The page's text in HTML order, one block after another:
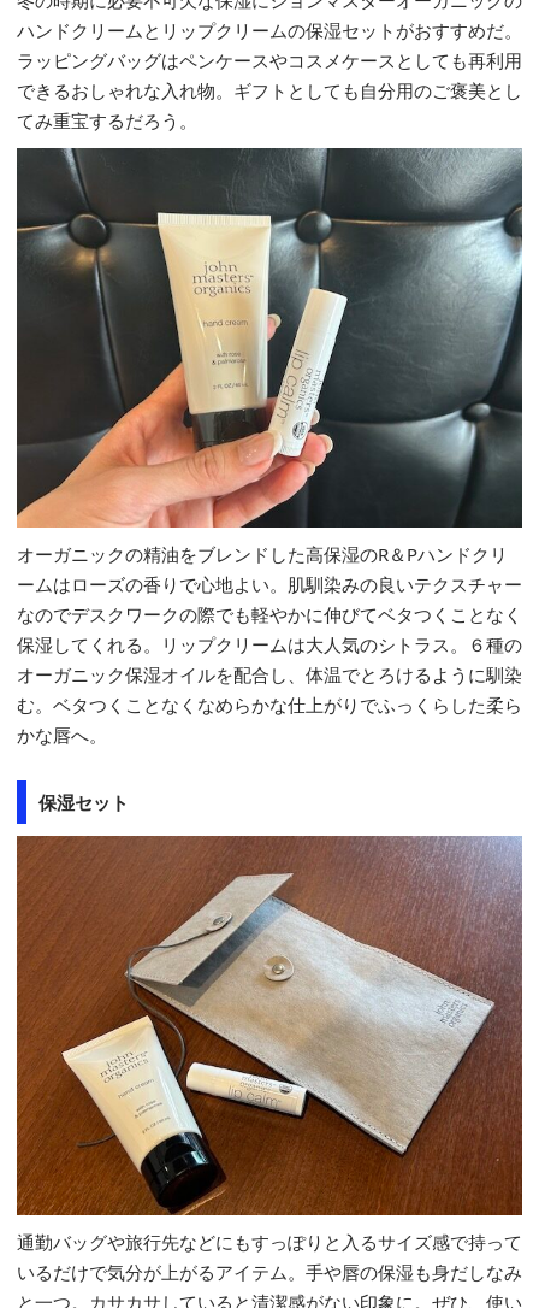
ハンドクリームとリップクリームの保湿セットがおすすめだ。
ラッピングバッグはペンケースやコスメケースとしても再利用
できるおしゃれな入れ物。ギフトとしても自分用のご褒美とし
てみ重宝するだろう。
オーガニックの精油をブレンドした高保湿のR＆Pハンドクリ
ームはローズの香りで心地よい。肌馴染みの良いテクスチャー
なのでデスクワークの際でも軽やかに伸びてベタつくことなく
保湿してくれる。リップクリームは大人気のシトラス。６種の
オーガニック保湿オイルを配合し、体温でとろけるように馴染
む。ベタつくことなくなめらかな仕上がりでふっくらした柔ら
かな唇へ。
保湿セット
通勤バッグや旅行先などにもすっぽりと入るサイズ感で持って
いるだけで気分が上がるアイテム。手や唇の保湿も身だしなみ
と一つ。カサカサしていると清潔感がない印象に。ぜひ、使い